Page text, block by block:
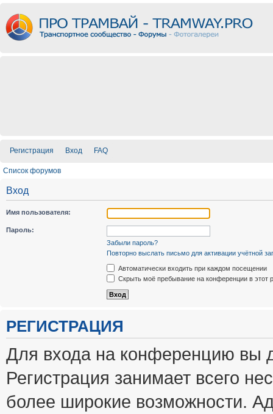
Регистрация Вход FAQ
Список форумов
Вход
Имя пользователя:
Пароль:
Забыли пароль?
Повторно выслать письмо для активации учётной
Автоматически входить при каждом посещении
Скрыть моё пребывание на конференции в этот
РЕГИСТРАЦИЯ
Для входа на конференцию вы
Регистрация занимает всего
более широкие возможности.